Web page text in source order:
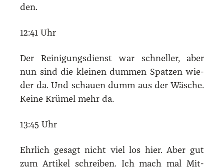
den.
12:41 Uhr
Der Rei­ni­gungs­dienst war schnel­ler, aber
nun sind die klei­nen dum­men Spat­zen wie­
der da. Und schau­en dumm aus der Wäsche.
Kei­ne Krü­mel mehr da.
13:45 Uhr
Ehr­lich gesagt nicht viel los hier. Aber gut
zum Arti­kel schrei­ben. Ich mach mal Mit­